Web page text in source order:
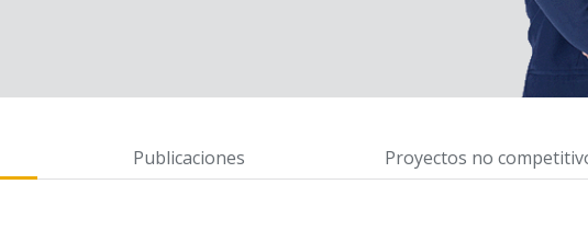
Publicaciones Proyectos no